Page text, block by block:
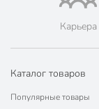
Техническая
Страна
Карьера
Каталог товаров
Популярные товары